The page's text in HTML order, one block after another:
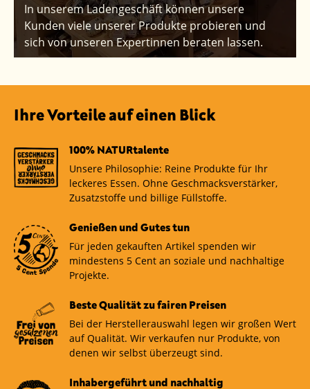
In unserem Ladengeschäft können unsere
Kunden viele unserer Produkte probieren und
sich von unseren Expertinnen beraten lassen.
Ihre Vorteile auf einen Blick
100% NATURtalente
Unsere Philosophie: Reine Produkte für Ihr
leckeres Essen. Ohne Geschmacksverstärker,
Zusatzstoffe und billige Füllstoffe.
Genießen und Gutes tun
Für jeden gekauften Artikel spenden wir
mindestens 5 Cent an soziale und nachhaltige
Projekte.
Beste Qualität zu fairen Preisen
Bei der Herstellerauswahl legen wir großen Wert
auf Qualität. Wir verkaufen nur Produkte, von
denen wir selbst überzeugt sind.
Inhabergeführt und nachhaltig